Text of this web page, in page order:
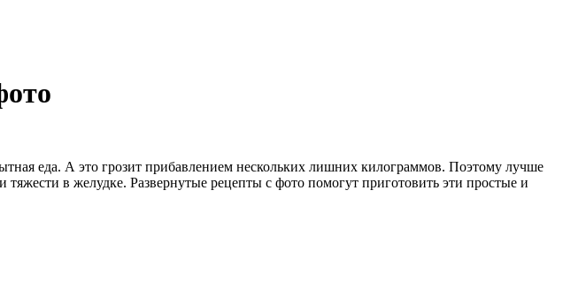
еда. А это грозит прибавлением нескольких лишних килограммов. Поэтому лучше
в желудке. Развернутые рецепты с фото помогут приготовить эти простые и